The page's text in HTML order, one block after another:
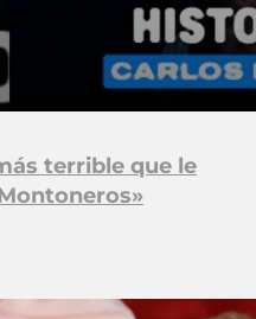
terrible que le